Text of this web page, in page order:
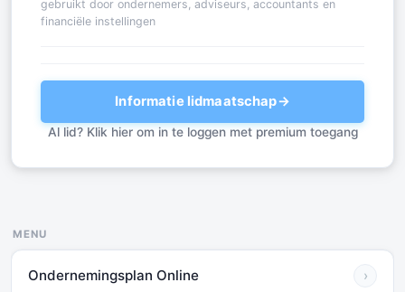
gebruikt door ondernemers, adviseurs, accountants en
financiële instellingen
Informatie lidmaatschap→
Al lid? Klik hier om in te loggen met premium toegang
MENU
Ondernemingsplan Online ›